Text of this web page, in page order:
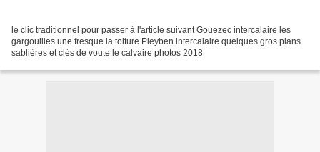
le clic traditionnel pour passer à l'article suivant Gouezec intercalaire les
gargouilles une fresque la toiture Pleyben intercalaire quelques gros plans
sablières et clés de voute le calvaire photos 2018